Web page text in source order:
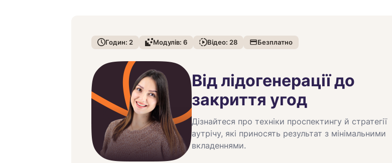
Годин: 2 Модулів: 6 Відео: 28 Безплатно
Від лідогенерації до
закриття угод
Дізнайтеся про техніки проспектингу й стратегії
аутрічу, які приносять результат з мінімальними
вкладеннями.